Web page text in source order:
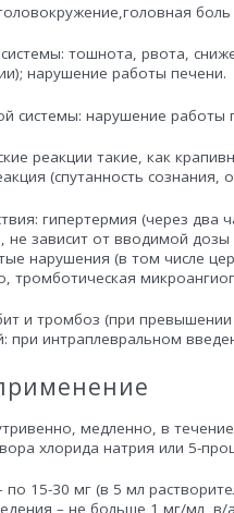
тошнота, рвота,
нарушение работы печени.
системы: нарушение работы
реакции такие, как
(спутанность
гипертермия (через два
не зависит от вводимой
нарушения (в том числе
тромботическая
и тромбоз (при превышении
при интраплевральном
медленно, в
хлорида натрия или 5-
15-30 мг (в 5 мл
– не больше 1 мг/мл,